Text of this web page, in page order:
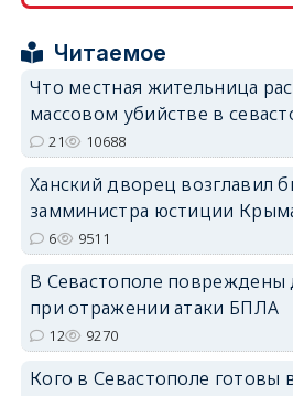
Читаемое
Что местная жительница
массовом убийстве в
21 10688
Ханский дворец возглавил
замминистра юстиции
6 9511
В Севастополе повреждены
при отражении атаки БПЛА
12 9270
Кого в Севастополе готовы